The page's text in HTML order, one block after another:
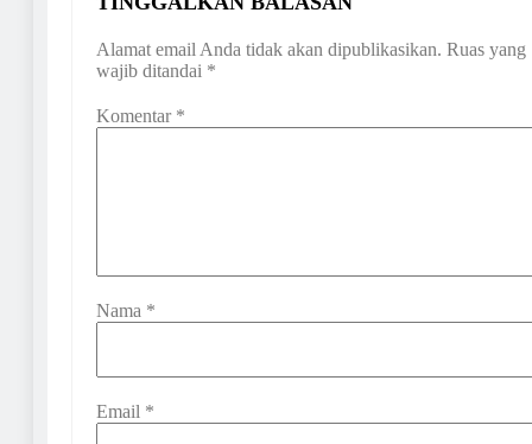
Alamat email Anda tidak akan dipublikasikan. Ruas yang
wajib ditandai *
Komentar *
Nama *
Email *